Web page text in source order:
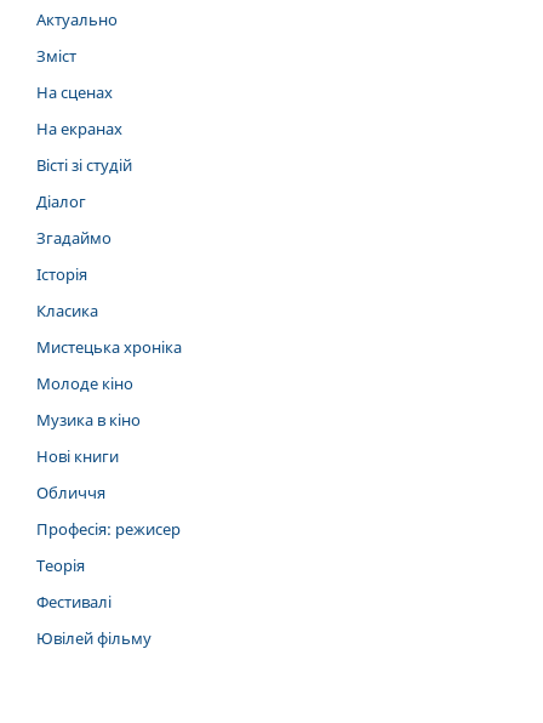
Актуально
Зміст
На сценах
На екранах
Вісті зі студій
Діалог
Згадаймо
Історія
Класика
Мистецька хроніка
Молоде кіно
Музика в кіно
Нові книги
Обличчя
Професія: режисер
Теорія
Фестивалі
Ювілей фільму